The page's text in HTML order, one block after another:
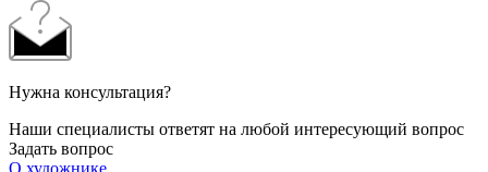
Нужна консультация?
Наши специалисты ответят на любой интересующий вопрос
Задать вопрос
О художнике